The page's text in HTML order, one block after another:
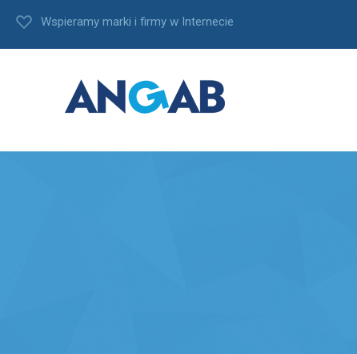
Wspieramy marki i firmy w Internecie